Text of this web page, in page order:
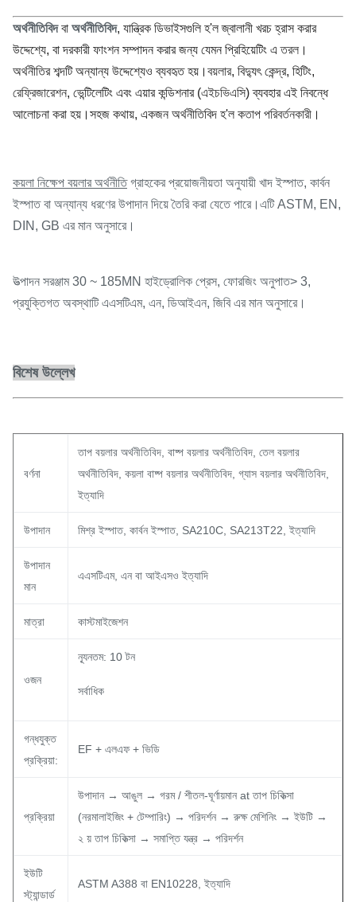
অর্থনীতিবিদবা অর্থনীতিবিদ, যান্ত্রিক ডিভাইসগুলি হ'ল জ্বালানী খরচ হ্রাস করার
উদ্দেশ্যে, বা দরকারী ফাংশন সম্পাদন করার জন্য যেমন প্রিহিয়েটিং এতরল ।
অর্থনীতির শব্দটি অন্যান্য উদ্দেশ্যেও ব্যবহৃত হয়। বয়লার, বিদ্যুৎ কেন্দ্র, হিটিং,
রেফ্রিজারেশন, ভেন্টিলেটিং এবং এয়ার কন্ডিশনার (এইচভিএসি) ব্যবহার এই নিবন্ধে
আলোচনা করা হয়।সহজ কথায়, একজন অর্থনীতিবিদ হ'ল কতাপ পরিবর্তনকারী ।
কয়লা নিক্ষেপ বয়লার অর্থনীতি গ্রাহকের প্রয়োজনীয়তা অনুযায়ী খাদ ইস্পাত, কার্বন
ইস্পাত বা অন্যান্য ধরণের উপাদান দিয়ে তৈরি করা যেতে পারে।এটি ASTM, EN,
DIN, GB এর মান অনুসারে।
উত্পাদন সরঞ্জাম 30 ~ 185MN হাইড্রোলিক প্রেস, ফোরজিং অনুপাত> 3,
প্রযুক্তিগত অবস্থাটি এএসটিএম, এন, ডিআইএন, জিবি এর মান অনুসারে।
বিশেষ উল্লেখ
বর্ণনা
তাপ বয়লার অর্থনীতিবিদ, বাষ্প বয়লার অর্থনীতিবিদ, তেল বয়লার
অর্থনীতিবিদ, কয়লা বাষ্প বয়লার অর্থনীতিবিদ, গ্যাস বয়লার অর্থনীতিবিদ,
ইত্যাদি
উপাদান মিশ্র ইস্পাত, কার্বন ইস্পাত, SA210C, SA213T22, ইত্যাদি
উপাদান
মান
এএসটিএম, এন বা আইএসও ইত্যাদি
মাত্রা কাস্টমাইজেশন
ওজন
ন্যূনতম: 10 টন
সর্বাধিক
গন্ধযুক্ত
প্রক্রিয়া:
EF + এলএফ + ভিডি
প্রক্রিয়া
উপাদান → আঙুল → গরম / শীতল-ঘূর্ণায়মান at তাপ চিকিত্সা
(নরমালাইজিং + টেম্পারিং) → পরিদর্শন → রুক্ষ মেশিনিং → ইউটি →
২ য় তাপ চিকিত্সা → সমাপ্তি যন্ত্র → পরিদর্শন
ইউটি
স্ট্যান্ডার্ড
ASTM A388 বা EN10228, ইত্যাদি